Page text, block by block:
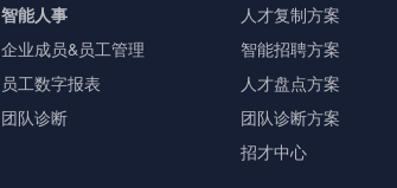
智能人事
企业成员&员工管理
员工数字报表
团队诊断
人才复制方案
智能招聘方案
人才盘点方案
团队诊断方案
招才中心